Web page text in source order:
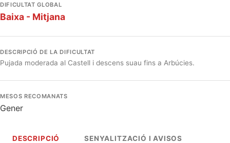
DIFICULTAT GLOBAL
Baixa - Mitjana
DESCRIPCIÓ DE LA DIFICULTAT
Pujada moderada al Castell i descens suau fins a Arbúcies.
MESOS RECOMANATS
Gener
DESCRIPCIÓ SENYALITZACIÓ I AVISOS